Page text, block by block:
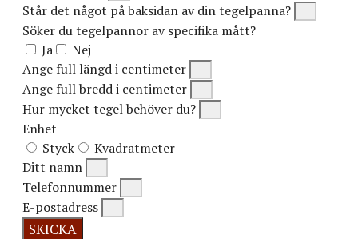
Står det något på baksidan av din tegelpanna?
Söker du tegelpannor av specifika mått?
Ja
Nej
Ange full längd i centimeter
Ange full bredd i centimeter
Hur mycket tegel behöver du?
Enhet
Styck
Kvadratmeter
Ditt namn
Telefonnummer
E-postadress
SKICKA